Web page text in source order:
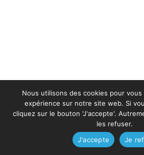
Nous utilisons des cookies pour vous
expérience sur notre site web. Si
cliquez sur le bouton 'J'accepte'.
les refuser.
J'accepte
Je